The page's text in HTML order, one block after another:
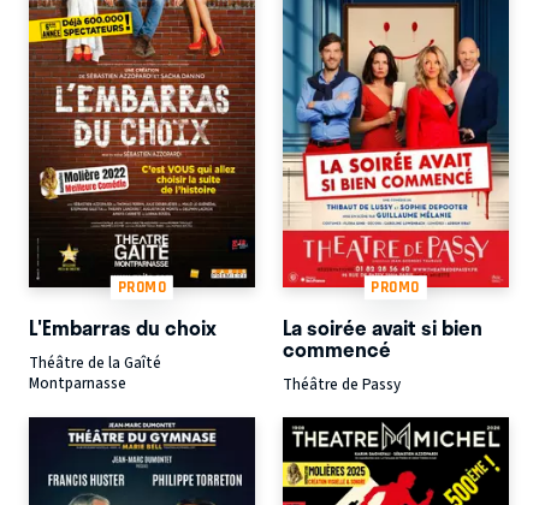
PROMO
L'Embarras du choix
Théâtre de la Gaîté
Montparnasse
PROMO
La soirée avait si bien
commencé
Théâtre de Passy